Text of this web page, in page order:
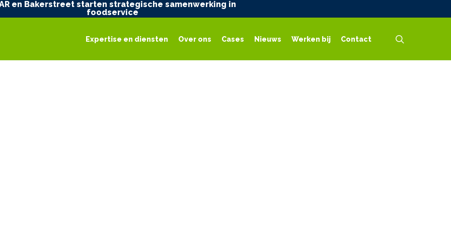
en Bakerstreet starten strategische samenwerking in
foodservice
Expertise en diensten Over ons Cases Nieuws Werken bij Contact